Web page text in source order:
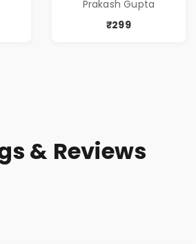
Prakash Gupta
₹299
& Reviews